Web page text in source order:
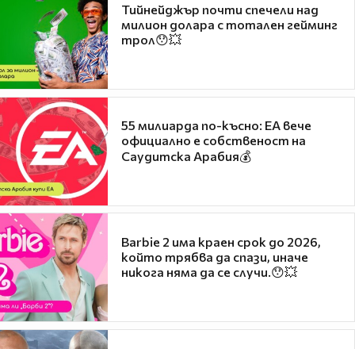
Тийнейджър почти спечели над
милион долара с тотален гейминг
трол😯💥
55 милиарда по-късно: EA вече
официално е собственост на
Саудитска Арабия💰
Barbie 2 има краен срок до 2026,
който трябва да спази, иначе
никога няма да се случи.😯💥